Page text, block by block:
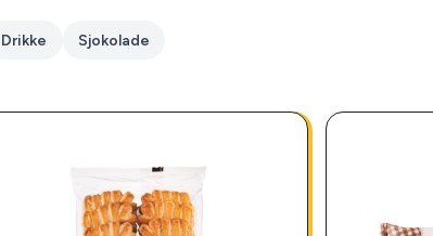
Drikke Sjokolade